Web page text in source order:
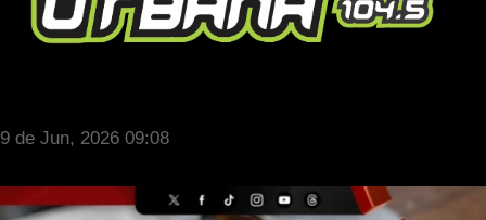
9 de Jun, 2026 09:08